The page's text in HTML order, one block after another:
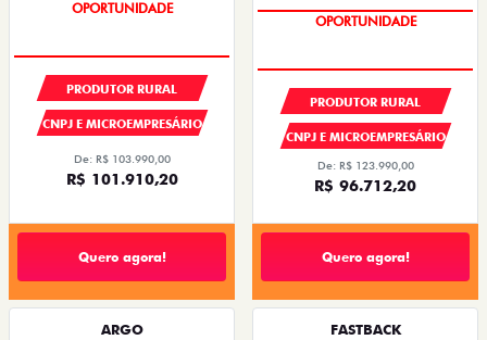
PREÇOS REDUZIDOS
PRODUTOR RURAL
CNPJ E MICROEMPRESÁRIO
De: R$ 103.990,00
R$ 101.910,20
Quero agora!
PREÇOS REDUZIDOS
PRODUTOR RURAL
CNPJ E MICROEMPRESÁRIO
De: R$ 123.990,00
R$ 96.712,20
Quero agora!
ARGO FASTBACK